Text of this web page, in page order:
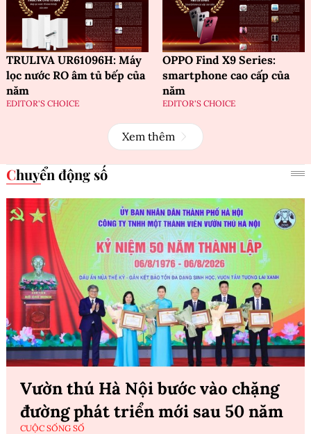
TRULIVA UR61096H: Máy
lọc nước RO âm tủ bếp của
năm
EDITOR'S CHOICE
OPPO Find X9 Series:
smartphone cao cấp của
năm
EDITOR'S CHOICE
Xem thêm
Chuyển động số
Vườn thú Hà Nội bước vào chặng
đường phát triển mới sau 50 năm
CUỘC SỐNG SỐ